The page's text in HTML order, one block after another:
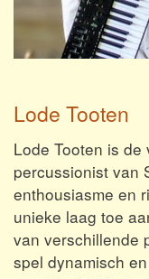
Lode Tooten
Lode Tooten is
percussionist van
enthousiasme en
unieke laag toe
van verschillende
spel dynamisch